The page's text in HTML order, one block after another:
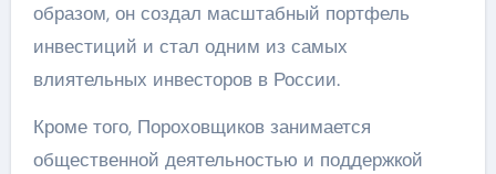
образом, он создал масштабный портфель
инвестиций и стал одним из самых
влиятельных инвесторов в России.
Кроме того, Пороховщиков занимается
общественной деятельностью и поддержкой